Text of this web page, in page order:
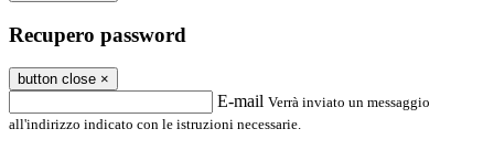
Recupero password
button close ×
E-mail Verrà inviato un messaggio
all'indirizzo indicato con le istruzioni necessarie.